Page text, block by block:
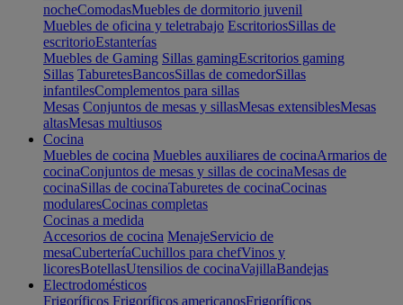
nocheComodasMuebles de dormitorio juvenil
Muebles de oficina y teletrabajo EscritoriosSillas de
escritorioEstanterías
Muebles de Gaming Sillas gamingEscritorios gaming
Sillas TaburetesBancosSillas de comedorSillas
infantilesComplementos para sillas
Mesas Conjuntos de mesas y sillasMesas extensiblesMesas
altasMesas multiusos
Cocina
Muebles de cocina Muebles auxiliares de cocinaArmarios de
cocinaConjuntos de mesas y sillas de cocinaMesas de
cocinaSillas de cocinaTaburetes de cocinaCocinas
modularesCocinas completas
Cocinas a medida
Accesorios de cocina MenajeServicio de
mesaCuberteríaCuchillos para chefVinos y
licoresBotellasUtensilios de cocinaVajillaBandejas
Electrodomésticos
Frigoríficos Frigoríficos americanosFrigoríficos